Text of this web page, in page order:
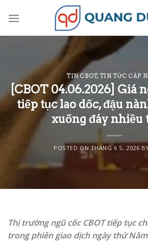
TIN CBOT, TIN TỨC CẬP
[CBOT 04.06.2026] Giá
tiếp tục lao dốc, đậu
xuống đáy nhiều
POSTED ONTHÁNG 6 5, 2026
Thị trường ngũ cốc CBOT tiếp tục
trong phiên giao dịch ngày thứ